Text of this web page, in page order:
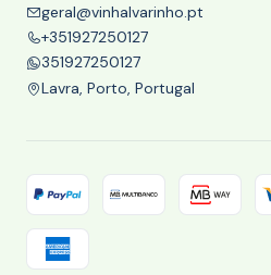
geral@vinhalvarinho.pt
+351927250127
351927250127
Lavra, Porto, Portugal